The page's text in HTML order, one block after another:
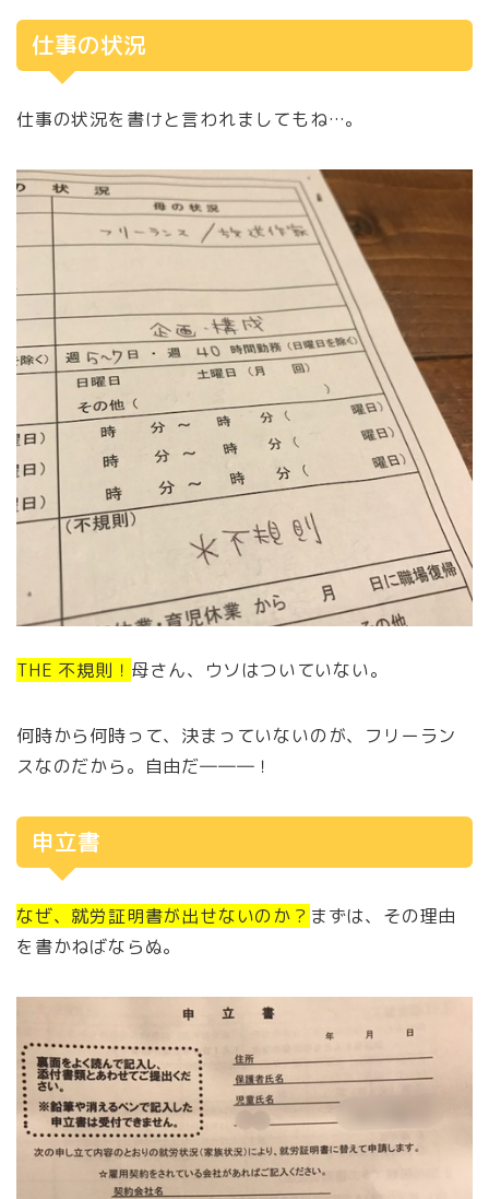
仕事の状況
仕事の状況を書けと言われましてもね…。
THE 不規則！ 母さん、ウソはついていない。
何時から何時って、決まっていないのが、フリーラン
スなのだから。自由だ―――！
申立書
なぜ、就労証明書が出せないのか？ まずは、その理由
を書かねばならぬ。